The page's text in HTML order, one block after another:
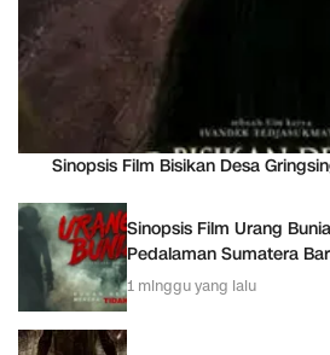
Sinopsis Film Bisikan Desa
Sinopsis Film Urang
Pedalaman Sumatera
1 minggu yang lalu